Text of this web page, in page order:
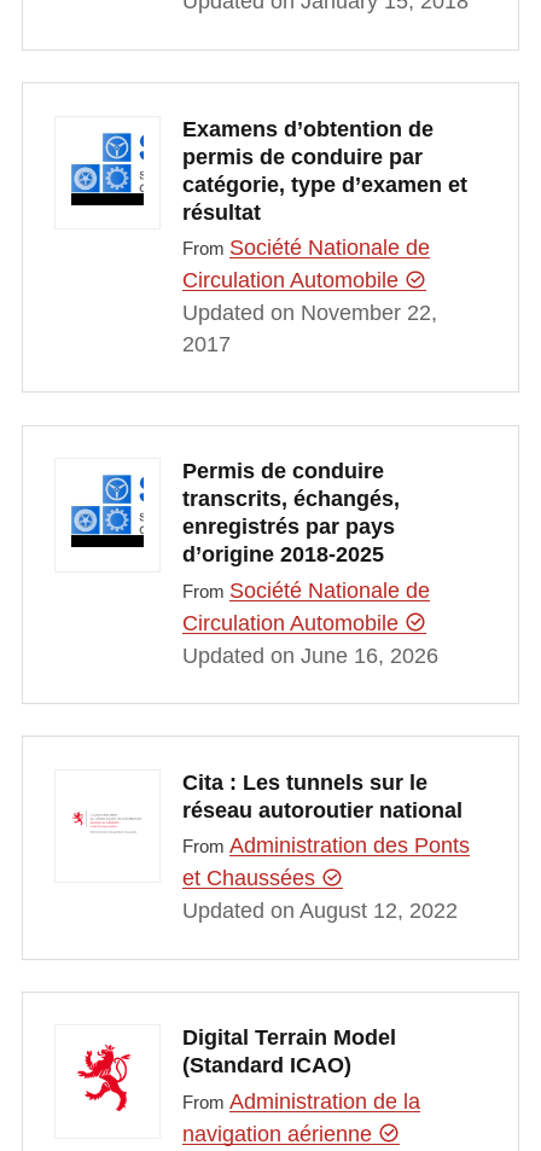
Examens d’obtention de
permis de conduire par
catégorie, type d’examen et
résultat
From Société Nationale de
Circulation Automobile
Updated on November 22,
2017
Permis de conduire
transcrits, échangés,
enregistrés par pays
d’origine 2018-2025
From Société Nationale de
Circulation Automobile
Updated on June 16, 2026
Cita : Les tunnels sur le
réseau autoroutier national
From Administration des Ponts
et Chaussées
Updated on August 12, 2022
Digital Terrain Model
(Standard ICAO)
From Administration de la
navigation aérienne